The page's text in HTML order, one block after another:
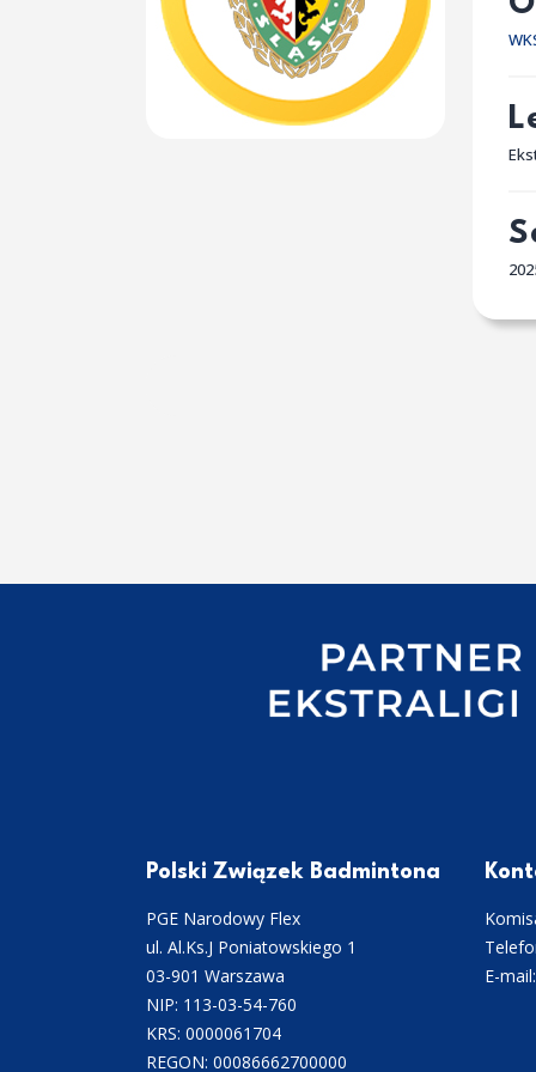
Polski Związek Badmintona
PGE Narodowy Flex
ul. Al.Ks.J Poniatowskiego 1
03-901 Warszawa
NIP: 113-03-54-760
KRS: 0000061704
REGON: 00086662700000
E-